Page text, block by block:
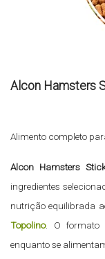
Alcon Hamsters
Alimento completo
Alcon Hamsters
ingredientes
nutrição equilibrada
Topolino. O formato
enquanto se